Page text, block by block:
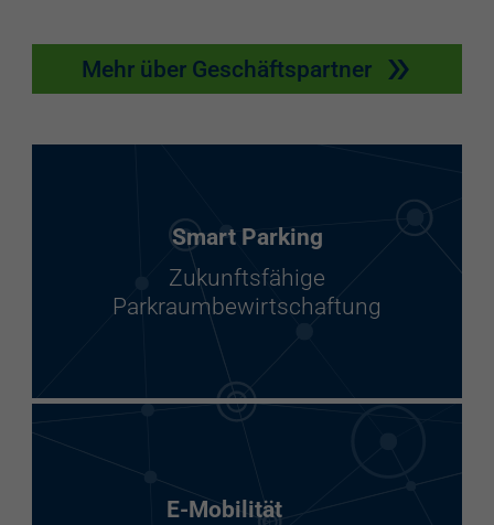
Mehr über Geschäftspartner
Smart Parking
Zukunftsfähige
Parkraumbewirtschaftung
E-Mobilität